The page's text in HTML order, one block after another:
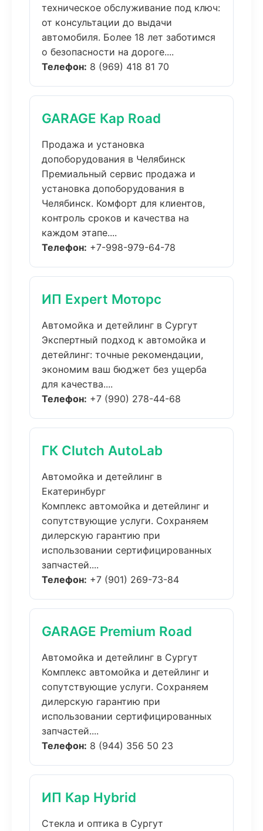
техническое обслуживание под ключ:
от консультации до выдачи
автомобиля. Более 18 лет заботимся
о безопасности на дороге....
Телефон: 8 (969) 418 81 70
GARAGE Кар Road
Продажа и установка
допоборудования в Челябинск
Премиальный сервис продажа и
установка допоборудования в
Челябинск. Комфорт для клиентов,
контроль сроков и качества на
каждом этапе....
Телефон: +7-998-979-64-78
ИП Expert Моторс
Автомойка и детейлинг в Сургут
Экспертный подход к автомойка и
детейлинг: точные рекомендации,
экономим ваш бюджет без ущерба
для качества....
Телефон: +7 (990) 278-44-68
ГК Clutch AutoLab
Автомойка и детейлинг в
Екатеринбург
Комплекс автомойка и детейлинг и
сопутствующие услуги. Сохраняем
дилерскую гарантию при
использовании сертифицированных
запчастей....
Телефон: +7 (901) 269-73-84
GARAGE Premium Road
Автомойка и детейлинг в Сургут
Комплекс автомойка и детейлинг и
сопутствующие услуги. Сохраняем
дилерскую гарантию при
использовании сертифицированных
запчастей....
Телефон: 8 (944) 356 50 23
ИП Кар Hybrid
Стекла и оптика в Сургут